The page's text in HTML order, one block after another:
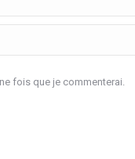
fois que je commenterai.